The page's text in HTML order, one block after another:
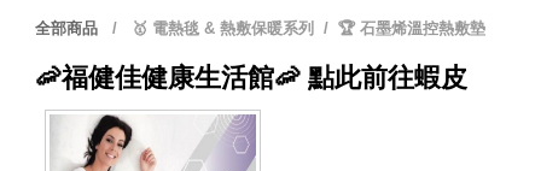
全部商品 / 🥇 電熱毯 & 熱敷保暖系列 / 🏆 石墨烯溫控熱敷墊
🦐福健佳健康生活館🦐 點此前往蝦皮